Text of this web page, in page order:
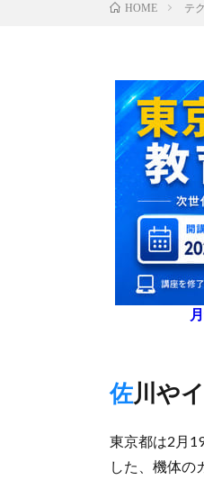
HOME テ
佐川
東京都は2月
した、機体の